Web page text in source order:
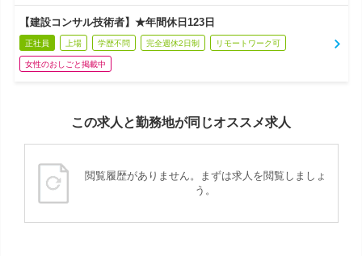
【建設コンサル技術者】★年間休日123日
正社員 上場 学歴不問 完全週休2日制 リモートワーク可
女性のおしごと掲載中
この求人と勤務地が同じオススメ求人
閲覧履歴がありません。まずは求人を閲覧しましょ
う。